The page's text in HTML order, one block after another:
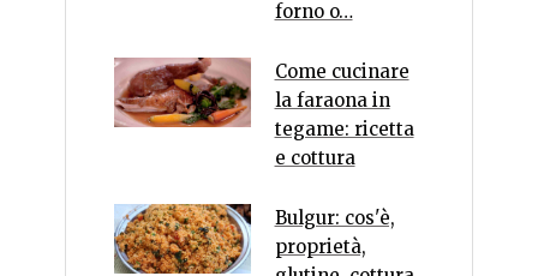
forno o…
Come cucinare
la faraona in
tegame: ricetta
e cottura
Bulgur: cos'è,
proprietà,